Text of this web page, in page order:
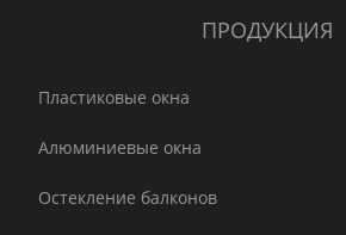
ПРОДУКЦИЯ
Пластиковые окна
Алюминиевые окна
Остекление балконов